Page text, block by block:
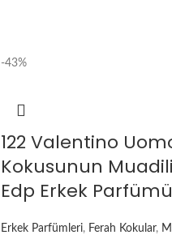
-43%
122 Valentino
Kokusunun
Edp Erkek Parfümü
Erkek Parfümleri, Ferah Kokular,